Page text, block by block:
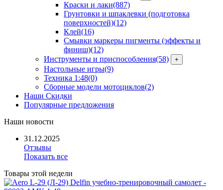
Краски и лаки(887)
Грунтовки и шпаклевки (подготовка
поверхностей)(12)
Клей(16)
Смывки маркеры пигменты (эффекты и
финиш)(12)
Инструменты и приспособления(58) +
Настольные игры(9)
Техника 1:48(0)
Сборные модели мотоциклов(2)
Наши Скидки
Популярные предложения
Наши новости
31.12.2025
Отзывы
Показать все
Товары этой недели